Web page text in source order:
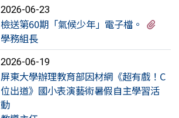
2026-06-23
檢送第60期「氣候少年」電子檔。
學務組長
2026-06-19
屏東大學辦理教育部因材網《超有戲！C
位出道》國小表演藝術暑假自主學習活
動